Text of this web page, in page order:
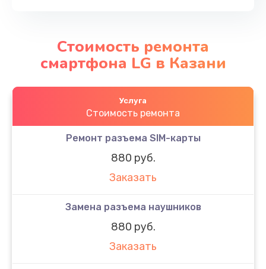
Стоимость ремонта
смартфона LG в Казани
Услуга
Стоимость ремонта
Ремонт разъема SIM-карты
880 руб.
Заказать
Замена разъема наушников
880 руб.
Заказать